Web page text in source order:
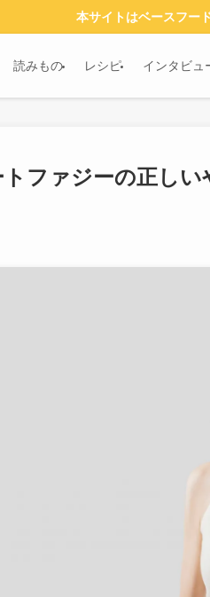
本サイトはベースフー
読みもの レシピ インタビュ
トファジーの正し